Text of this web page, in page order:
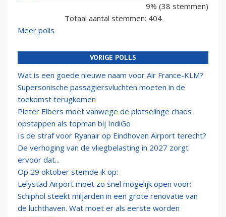
9% (38 stemmen)
Totaal aantal stemmen: 404
Meer polls
VORIGE POLLS
Wat is een goede nieuwe naam voor Air France-KLM?
Supersonische passagiersvluchten moeten in de
toekomst terugkomen
Pieter Elbers moet vanwege de plotselinge chaos
opstappen als topman bij IndiGo
Is de straf voor Ryanair op Eindhoven Airport terecht?
De verhoging van de vliegbelasting in 2027 zorgt
ervoor dat...
Op 29 oktober stemde ik op:
Lelystad Airport moet zo snel mogelijk open voor:
Schiphol steekt miljarden in een grote renovatie van
de luchthaven. Wat moet er als eerste worden